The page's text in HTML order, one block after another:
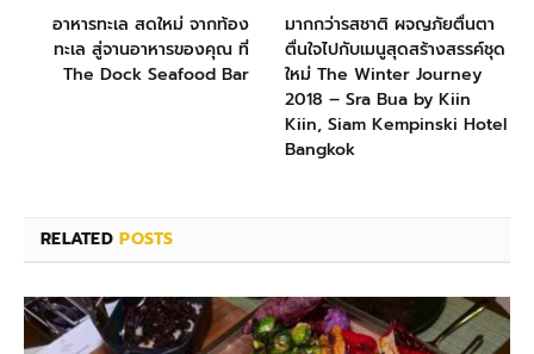
อาหารทะเล สดใหม่ จากท้อง
ทะเล สู่จานอาหารของคุณ ที่
The Dock Seafood Bar
มากกว่ารสชาติ ผจญภัยตื่นตา
ตื่นใจไปกับเมนูสุดสร้างสรรค์ชุด
ใหม่ The Winter Journey
2018 – Sra Bua by Kiin
Kiin, Siam Kempinski Hotel
Bangkok
RELATEDPOSTS